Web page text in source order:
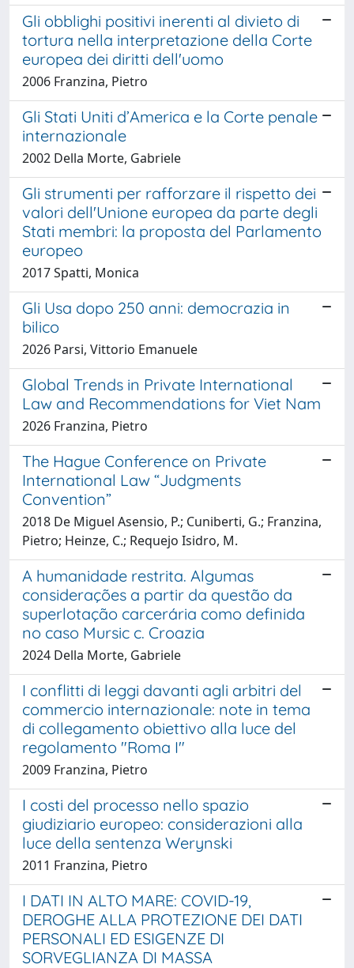
Gli obblighi positivi inerenti al divieto di
tortura nella interpretazione della Corte
europea dei diritti dell'uomo
2006 Franzina, Pietro
Gli Stati Uniti d’America e la Corte penale
internazionale
2002 Della Morte, Gabriele
Gli strumenti per rafforzare il rispetto dei
valori dell'Unione europea da parte degli
Stati membri: la proposta del Parlamento
europeo
2017 Spatti, Monica
Gli Usa dopo 250 anni: democrazia in
bilico
2026 Parsi, Vittorio Emanuele
Global Trends in Private International
Law and Recommendations for Viet Nam
2026 Franzina, Pietro
The Hague Conference on Private
International Law “Judgments
Convention”
2018 De Miguel Asensio, P.; Cuniberti, G.; Franzina,
Pietro; Heinze, C.; Requejo Isidro, M.
A humanidade restrita. Algumas
considerações a partir da questão da
superlotação carcerária como definida
no caso Mursic c. Croazia
2024 Della Morte, Gabriele
I conflitti di leggi davanti agli arbitri del
commercio internazionale: note in tema
di collegamento obiettivo alla luce del
regolamento "Roma I"
2009 Franzina, Pietro
I costi del processo nello spazio
giudiziario europeo: considerazioni alla
luce della sentenza Werynski
2011 Franzina, Pietro
I DATI IN ALTO MARE: COVID-19,
DEROGHE ALLA PROTEZIONE DEI DATI
PERSONALI ED ESIGENZE DI
SORVEGLIANZA DI MASSA